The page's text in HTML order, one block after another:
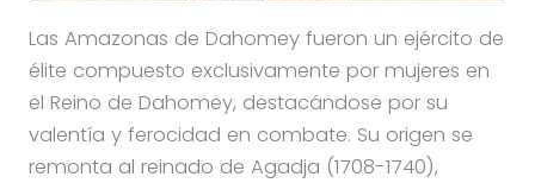
Las Amazonas de Dahomey fueron un ejército de
élite compuesto exclusivamente por mujeres en
el Reino de Dahomey, destacándose por su
valentía y ferocidad en combate. Su origen se
remonta al reinado de Agadja (1708-1740),